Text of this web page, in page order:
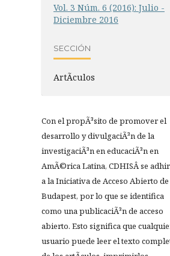
Vol. 3 Núm. 6 (2016): Julio -
Diciembre 2016
SECCIÓN
ArtÃ­culos
Con el propÃ³sito de promover el
desarrollo y divulgaciÃ³n de la
investigaciÃ³n en educaciÃ³n en
AmÃ©rica Latina, CDHISÂ se
a la Iniciativa de Acceso Abierto de
Budapest, por lo que se identifica
como una publicaciÃ³n de acceso
abierto. Esto significa que
usuario puede leer el texto